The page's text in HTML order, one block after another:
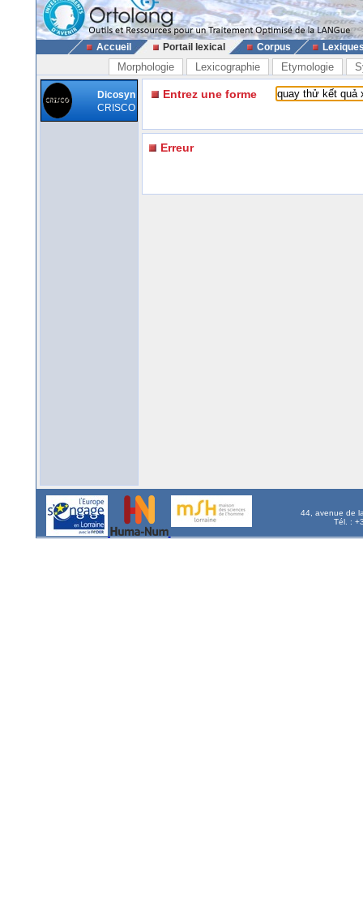
Accueil Portail lexical Corpus
Morphologie Lexicographie Etymologie
Dicosyn
CRISCO
Entrez une forme
Erreur
44, avenue de
Tél. :